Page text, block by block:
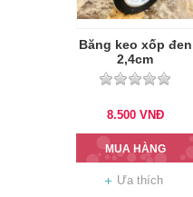
Băng keo xốp đen
2,4cm
8.500 VNĐ
MUA HÀNG
Ưa thích